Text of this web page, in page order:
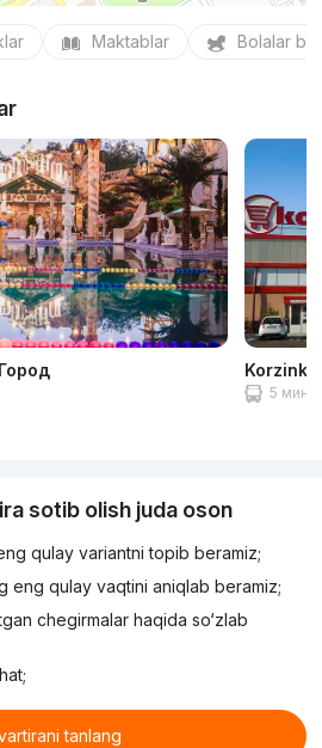
Maktablar Bolalar
Korzinka
5 мин
sotib olish juda oson
qulay variantni topib beramiz;
eng qulay vaqtini aniqlab beramiz;
chegirmalar haqida so‘zlab
tanlang